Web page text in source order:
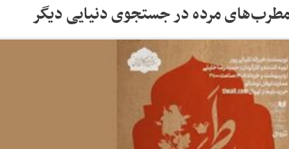
مرده در جستجوی دنیایی دیگر